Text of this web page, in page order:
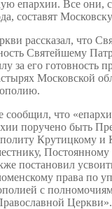
епархии. Все они,
составят
рассказал, что
Святейшему
за его готовность
Московской
сообщил, что
поручено быть
Крутицкому и
постановил
права по
с
Церкви».